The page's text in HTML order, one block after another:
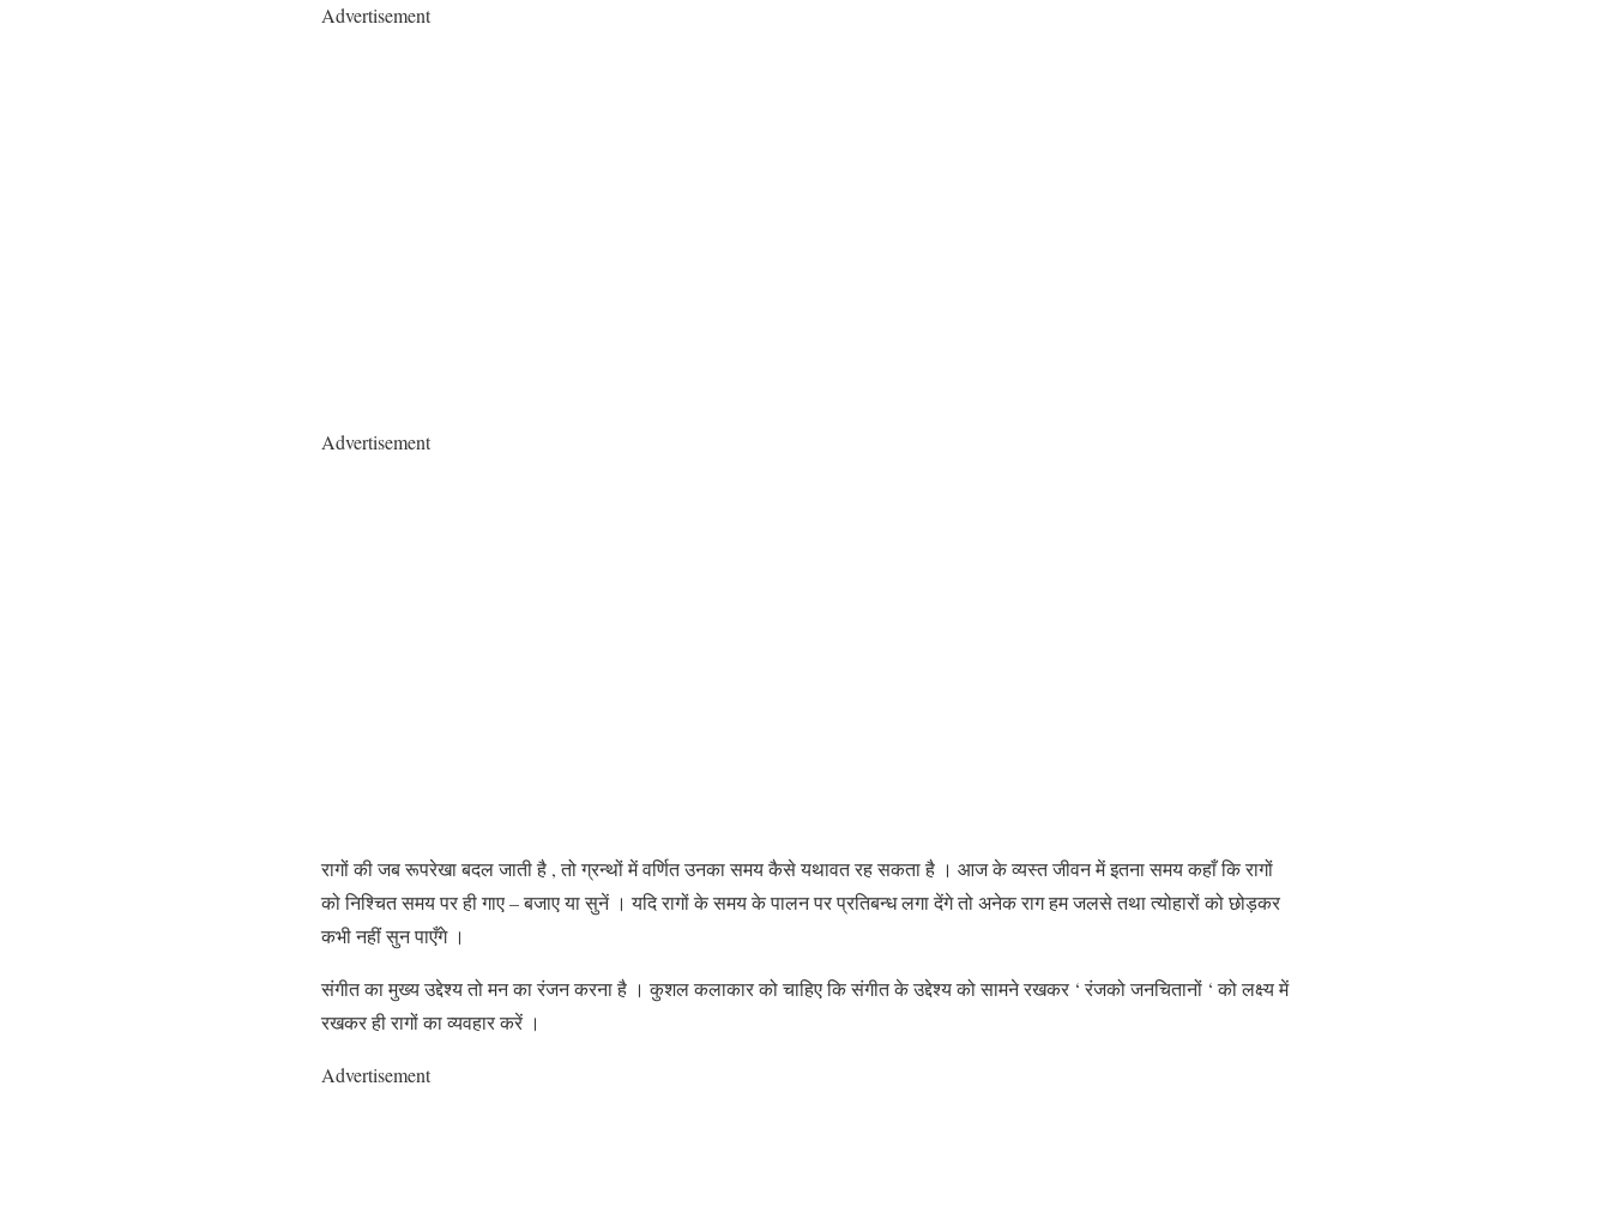
Advertisement
Advertisement
रागों की जब रूपरेखा बदल जाती है , तो ग्रन्थों में वर्णित उनका समय कैसे यथावत रह सकता है । आज के व्यस्त जीवन में इतना समय कहाँ कि रागों
को निश्चित समय पर ही गाए – बजाए या सुनें । यदि रागों के समय के पालन पर प्रतिबन्ध लगा देंगे तो अनेक राग हम जलसे तथा त्योहारों को छोड़कर
कभी नहीं सुन पाएँगे ।
संगीत का मुख्य उद्देश्य तो मन का रंजन करना है । कुशल कलाकार को चाहिए कि संगीत के उद्देश्य को सामने रखकर ‘ रंजको जनचितानों ‘ को लक्ष्य में
रखकर ही रागों का व्यवहार करें ।
Advertisement